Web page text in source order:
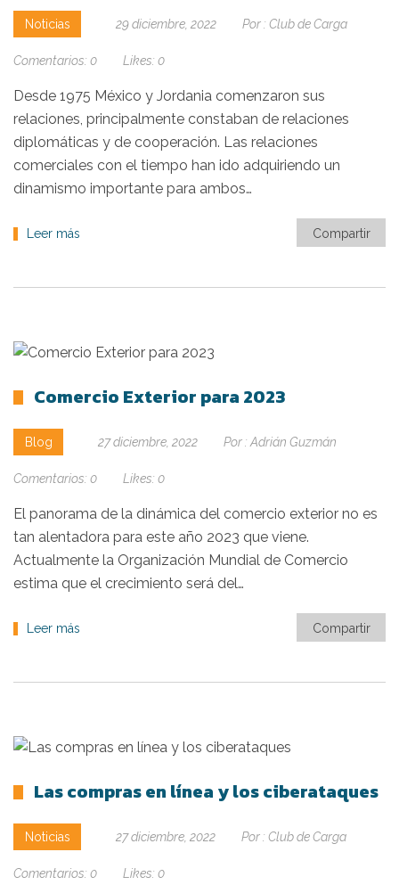
Noticias 29 diciembre, 2022 Por : Club de Carga
Comentarios: 0 Likes: 0
Desde 1975 México y Jordania comenzaron sus
relaciones, principalmente constaban de relaciones
diplomáticas y de cooperación. Las relaciones
comerciales con el tiempo han ido adquiriendo un
dinamismo importante para ambos…
Leer más Compartir
Comercio Exterior para 2023
Blog 27 diciembre, 2022 Por : Adrián Guzmán
Comentarios: 0 Likes: 0
El panorama de la dinámica del comercio exterior no es
tan alentadora para este año 2023 que viene.
Actualmente la Organización Mundial de Comercio
estima que el crecimiento será del…
Leer más Compartir
Las compras en línea y los ciberataques
Noticias 27 diciembre, 2022 Por : Club de Carga
Comentarios: 0 Likes: 0